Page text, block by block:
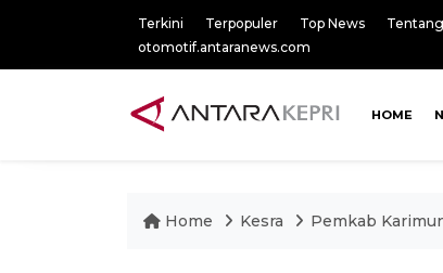
Terkini Terpopuler Top News
otomotif.antaranews.com
HOME
Home Kesra Pemkab